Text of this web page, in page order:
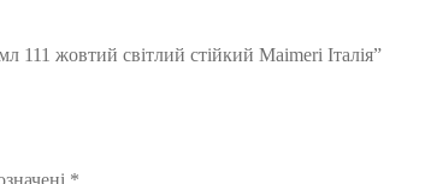
111 жовтий світлий стійкий Maimeri Італія”